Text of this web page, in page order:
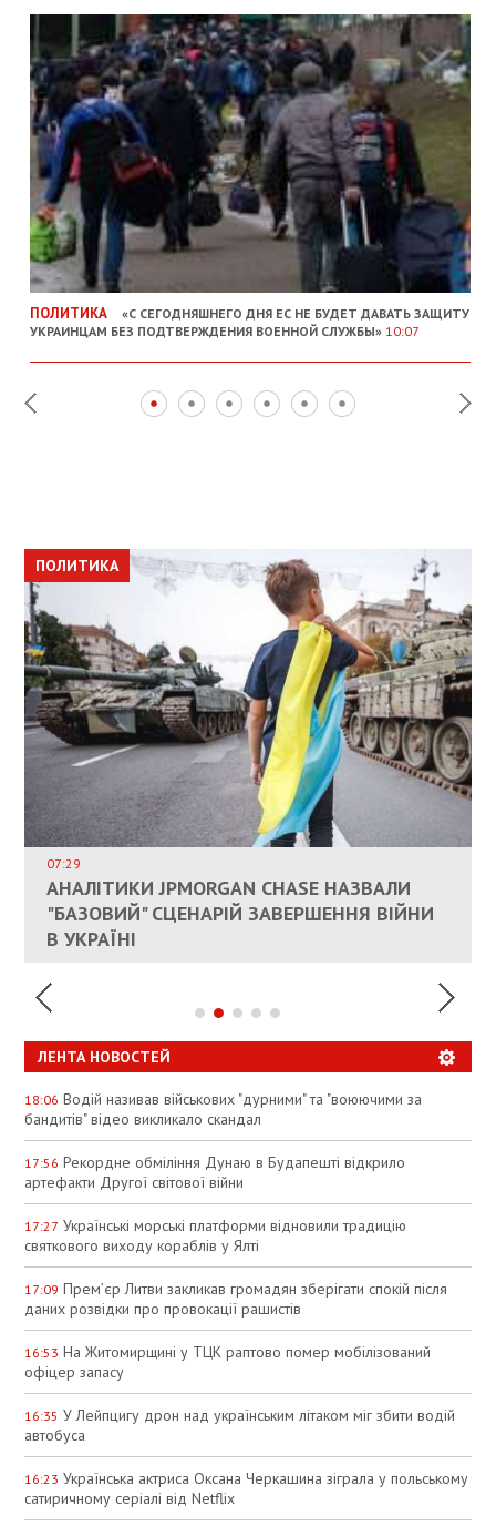
ПОЛИТИКА
«С СЕГОДНЯШНЕГО ДНЯ ЕС НЕ БУДЕТ ДАВАТЬ ЗАЩИТУ
УКРАИНЦАМ БЕЗ ПОДТВЕРЖДЕНИЯ ВОЕННОЙ СЛУЖБЫ» 10:07
ПОЛИТИКА
КАНДИДАТ В ПРЕМЬЕРЫ ПОЛЬШИ ПРИЗВАЛ
ЕС ПРЕКРАТИТЬ ВОЕННУЮ ПОМОЩЬ
УКРАИНЕ
ПОЛИТИКА
07:29
АНАЛІТИКИ JPMORGAN CHASE НАЗВАЛИ
"БАЗОВИЙ" СЦЕНАРІЙ ЗАВЕРШЕННЯ ВІЙНИ
В УКРАЇНІ
ОБЩЕСТВО
ВЛАСНИКАМ ЗРУЙНОВАНОГО ЖИТЛА
ДОЗВОЛИЛИ НЕ ПЛАТИТИ ЗА КОМУНАЛКУ
ПОЛИТИКА
ИНТЕГРАЦИЯ УКРАИНЫ В НАТО ВРЯД ЛИ
СОСТОИТСЯ В БЛИЖАЙШЕЕ ВРЕМЯ, –
РЮТТЕ
ЭКОНОМИКА
ПАЛИВНИЙ РИНОК РОЗІГРІЛИ ШТУЧНО:
АНАЛІТИКИ ЗВИНУВАТИЛИ АЗС У
СПЕКУЛЯЦІЇ
ЛЕНТА НОВОСТЕЙ
18:06 Водій називав військових "дурними" та "воюючими за
бандитів" відео викликало скандал
17:56 Рекордне обміління Дунаю в Будапешті відкрило
артефакти Другої світової війни
17:27 Українські морські платформи відновили традицію
святкового виходу кораблів у Ялті
17:09 Прем’єр Литви закликав громадян зберігати спокій після
даних розвідки про провокації рашистів
16:53 На Житомирщині у ТЦК раптово помер мобілізований
офіцер запасу
16:35 У Лейпцигу дрон над українським літаком міг збити водій
автобуса
16:23 Українська актриса Оксана Черкашина зіграла у польському
сатиричному серіалі від Netflix